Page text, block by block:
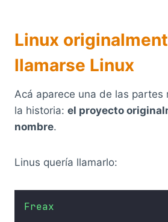
Linux
llamarse Linux
Acá aparece una de las partes
la historia: el proyecto
nombre.
Linus quería llamarlo:
Freax